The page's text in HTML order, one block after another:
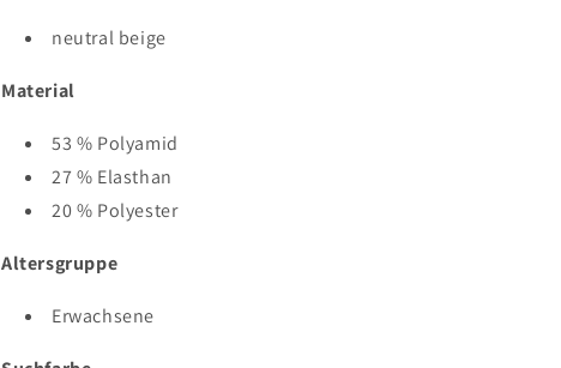
neutral beige
Material
53 % Polyamid
27 % Elasthan
20 % Polyester
Altersgruppe
Erwachsene